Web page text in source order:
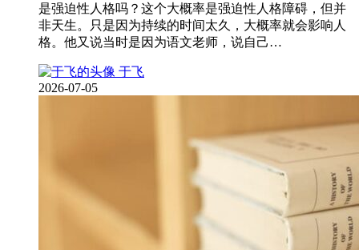
是强迫性人格吗？这个大概率是强迫性人格障碍，但并
非天生。只是因为持续的时间太久，大概率就会影响人
格。他又说当时是因为语文老师，说自己…
于飞
2026-07-05